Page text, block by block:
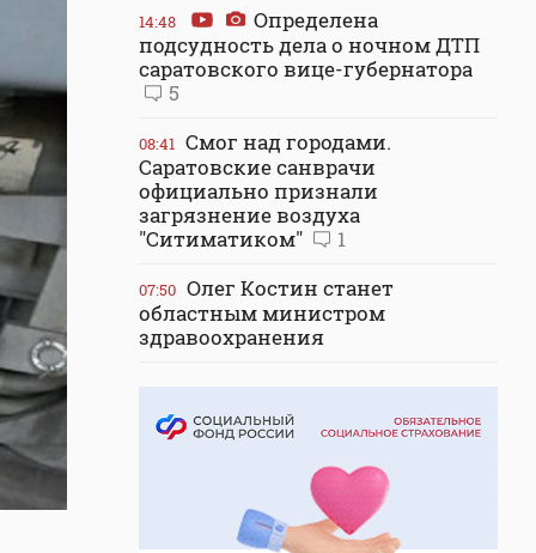
14:48
Определена
подсудность дела о ночном ДТП
саратовского вице-губернатора
5
08:41 Смог над городами.
Саратовские санврачи
официально признали
загрязнение воздуха
"Ситиматиком"
1
07:50 Олег Костин станет
областным министром
здравоохранения